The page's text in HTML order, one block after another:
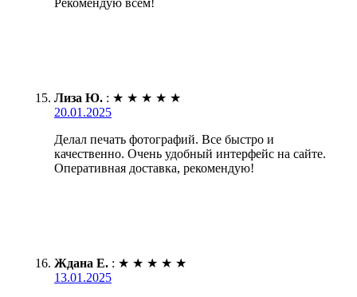
Рекомендую всем!
Лиза Ю. : ★ ★ ★ ★ ★
20.01.2025
Делал печать фотографий. Все быстро и
качественно. Очень удобный интерфейс на сайте.
Оперативная доставка, рекомендую!
Ждана Е. : ★ ★ ★ ★ ★
13.01.2025